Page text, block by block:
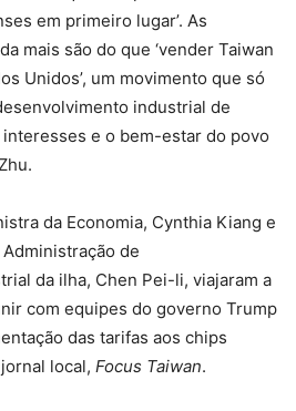
em primeiro lugar’. As
mais são do que ‘vender Taiwan
Unidos’, um movimento que só
industrial de
e o bem-estar do povo
da Economia, Cynthia Kiang e
de
da ilha, Chen Pei-li, viajaram a
com equipes do governo Trump
das tarifas aos chips
local, Focus Taiwan.